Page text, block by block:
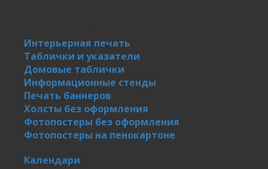
Интерьерная печать
Таблички и указатели
Домовые таблички
Информационные стенды
Печать баннеров
Холсты без оформления
Фотопостеры без оформления
Фотопостеры на пенокартоне
Календари